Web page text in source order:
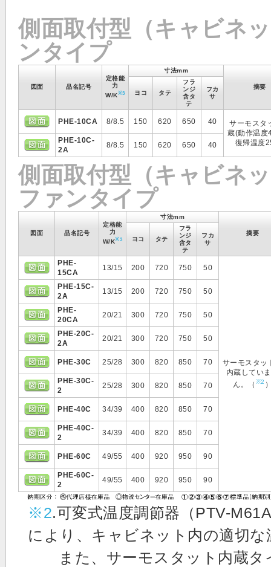
側面取付型（キャビネ
ンタイプ
図面 品名記号
定格能
力
W/K※3
寸法mm
摘要
ヨコ
タテ
フラ
ンジ
含タ
テ
フカ
サ
PHE-10CA 8/8.5 150 620 650 40
サーモスタ
蔵(動作温
復帰温度
PHE-10C-
2A
8/8.5 150 620 650 40
側面取付型（キャビネ
ファンタイプ
図面 品名記号
定格能
力
W/K※3
寸法mm
摘要
ヨコ
タテ
フラ
ンジ
含タ
テ
フカ
サ
PHE-
15CA
13/15 200 720 750 50
サーモスタッ
内蔵してい
ん。（ ※2
PHE-15C-
2A
13/15 200 720 750 50
PHE-
20CA
20/21 300 720 750 50
PHE-20C-
2A
20/21 300 720 750 50
PHE-30C 25/28 300 820 850 70
PHE-30C-
2
25/28 300 820 850 70
PHE-40C 34/39 400 820 850 70
PHE-40C-
2
34/39 400 820 850 70
PHE-60C 49/55 400 920 950 90
PHE-60C-
2
49/55 400 920 950 90
※2.可変式温度調節器（PTV-
により、キャビネット内の適切
また、サーモスタット内蔵タ